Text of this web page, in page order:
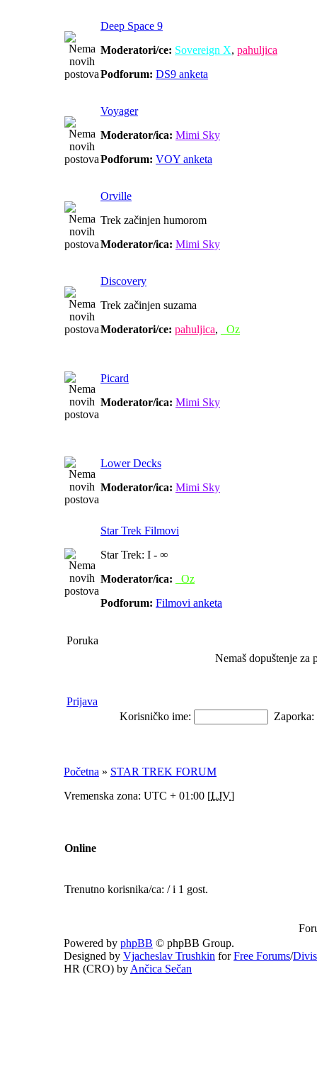
Deep Space 9
Moderatori/ce: Sovereign X, pahuljica
Podforum: DS9 anketa
Voyager
Moderator/ica: Mimi Sky
Podforum: VOY anketa
Orville
Trek začinjen humorom
Moderator/ica: Mimi Sky
Discovery
Trek začinjen suzama
Moderatori/ce: pahuljica, _Oz
Picard
Moderator/ica: Mimi Sky
Lower Decks
Moderator/ica: Mimi Sky
Star Trek Filmovi
Star Trek: I - ∞
Moderator/ica:
_Oz
Podforum: Filmovi anketa
Poruka
Nemaš dopuštenje za
Prijava
Korisničko ime:
Zaporka:
Početna » STAR TREK FORUM
Vremenska zona: UTC + 01:00 [LJV]
Online
Trenutno korisnika/ca: / i 1 gost.
Powered by phpBB © phpBB Group.
Designed by Vjacheslav Trushkin forFree Forums/
HR (CRO) by Ančica Sečan